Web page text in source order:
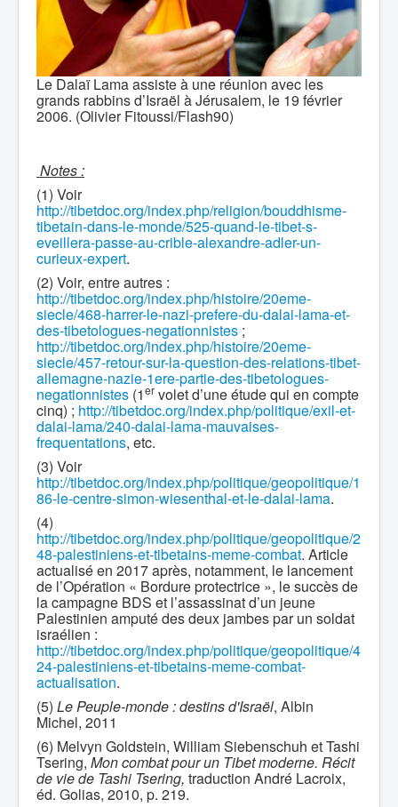
Le Dalaï Lama assiste à une réunion avec les
grands rabbins d’Israël à Jérusalem, le 19 février
2006. (Olivier Fitoussi/Flash90)
Notes :
(1) Voir
http://tibetdoc.org/index.php/religion/bouddhisme-
tibetain-dans-le-monde/525-quand-le-tibet-s-
eveillera-passe-au-crible-alexandre-adler-un-
curieux-expert.
(2) Voir, entre autres :
http://tibetdoc.org/index.php/histoire/20eme-
siecle/468-harrer-le-nazi-prefere-du-dalai-lama-et-
des-tibetologues-negationnistes ;
http://tibetdoc.org/index.php/histoire/20eme-
siecle/457-retour-sur-la-question-des-relations-tibet-
allemagne-nazie-1ere-partie-des-tibetologues-
negationnistes (1er volet d’une étude qui en compte
cinq) ; http://tibetdoc.org/index.php/politique/exil-et-
dalai-lama/240-dalai-lama-mauvaises-
frequentations, etc.
(3) Voir
http://tibetdoc.org/index.php/politique/geopolitique/1
86-le-centre-simon-wiesenthal-et-le-dalai-lama.
(4)
http://tibetdoc.org/index.php/politique/geopolitique/2
48-palestiniens-et-tibetains-meme-combat. Article
actualisé en 2017 après, notamment, le lancement
de l’Opération « Bordure protectrice », le succès de
la campagne BDS et l’assassinat d’un jeune
Palestinien amputé des deux jambes par un soldat
israélien :
http://tibetdoc.org/index.php/politique/geopolitique/4
24-palestiniens-et-tibetains-meme-combat-
actualisation.
(5) Le Peuple-monde : destins d'Israël, Albin
Michel, 2011
(6) Melvyn Goldstein, William Siebenschuh et Tashi
Tsering,Mon combat pour un Tibet moderne. Récit
de vie de Tashi Tsering, traduction André Lacroix,
éd. Golias, 2010, p. 219.